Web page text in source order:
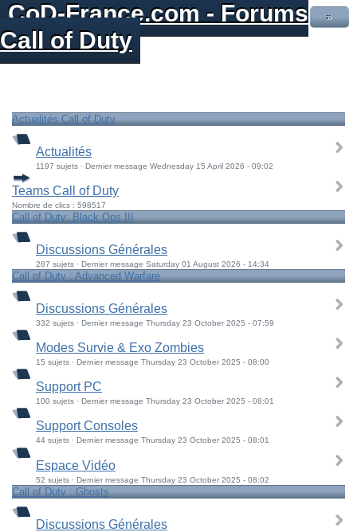
CoD-France.com - Forums
Call of Duty
»
Actualités Call of Duty
Actualités
1197 sujets · Dernier message Wednesday 15 April 2026 - 09:02
Teams Call of Duty
Nombre de clics : 598517
Call of Duty: Black Ops III
Discussions Générales
287 sujets · Dernier message Saturday 01 August 2026 - 14:34
Call of Duty : Advanced Warfare
Discussions Générales
332 sujets · Dernier message Thursday 23 October 2025 - 07:59
Modes Survie & Exo Zombies
15 sujets · Dernier message Thursday 23 October 2025 - 08:00
Support PC
100 sujets · Dernier message Thursday 23 October 2025 - 08:01
Support Consoles
44 sujets · Dernier message Thursday 23 October 2025 - 08:01
Espace Vidéo
52 sujets · Dernier message Thursday 23 October 2025 - 08:02
Call of Duty : Ghosts
Discussions Générales